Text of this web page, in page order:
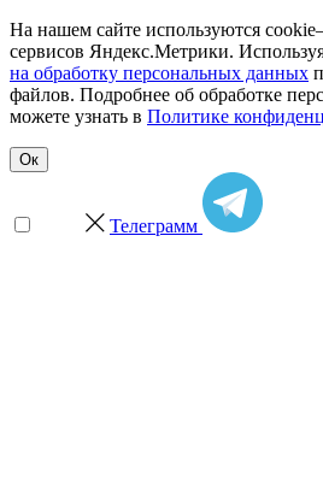
На нашем сайте используются
сервисов Яндекс.Метрики.
на обработку персональных данных
файлов. Подробнее об обработке
можете узнать в Политике
Ок
Телеграмм